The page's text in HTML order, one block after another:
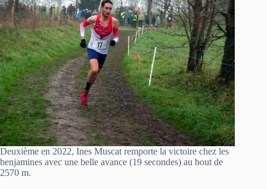
Deuxième en 2022, Ines Muscat remporte la victoire chez les
benjamines avec une belle avance (19 secondes) au bout de
2570 m.